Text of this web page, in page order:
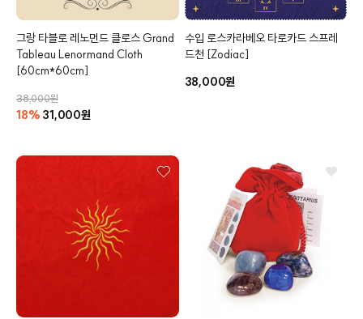
그랑 타블로 레노먼드 클로스 Grand
Tableau Lenormand Cloth
[60cm*60cm]
38,000원
18% 31,000원
수입 로스카라베오 타로카드 스프레
드천 [Zodiac]
38,000원